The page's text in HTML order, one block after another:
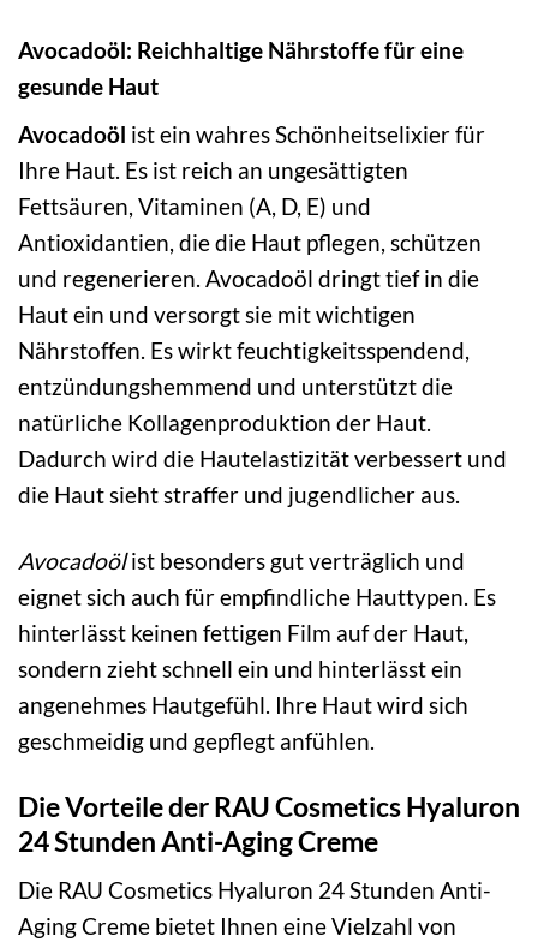
Avocadoöl: Reichhaltige Nährstoffe für eine
gesunde Haut
Avocadoöl ist ein wahres Schönheitselixier für
Ihre Haut. Es ist reich an ungesättigten
Fettsäuren, Vitaminen (A, D, E) und
Antioxidantien, die die Haut pflegen, schützen
und regenerieren. Avocadoöl dringt tief in die
Haut ein und versorgt sie mit wichtigen
Nährstoffen. Es wirkt feuchtigkeitsspendend,
entzündungshemmend und unterstützt die
natürliche Kollagenproduktion der Haut.
Dadurch wird die Hautelastizität verbessert und
die Haut sieht straffer und jugendlicher aus.
Avocadoölist besonders gut verträglich und
eignet sich auch für empfindliche Hauttypen. Es
hinterlässt keinen fettigen Film auf der Haut,
sondern zieht schnell ein und hinterlässt ein
angenehmes Hautgefühl. Ihre Haut wird sich
geschmeidig und gepflegt anfühlen.
Die Vorteile der RAU Cosmetics Hyaluron
24 Stunden Anti-Aging Creme
Die RAU Cosmetics Hyaluron 24 Stunden Anti-
Aging Creme bietet Ihnen eine Vielzahl von